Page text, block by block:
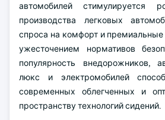
автомобилей стимулируется
производства легковых
спроса на комфорт и
ужесточением нормативов
популярность внедорожников,
люкс и электромобилей
современных облегченных и
пространству технологий сидений.